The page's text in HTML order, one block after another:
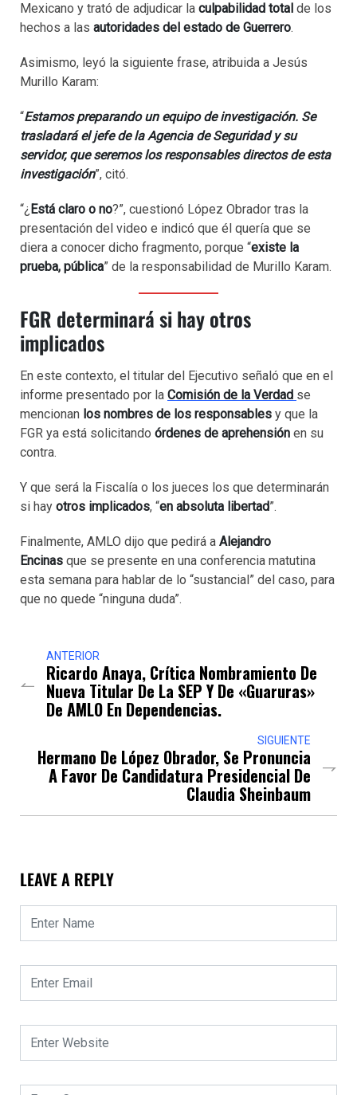
Mexicano y trató de adjudicar la culpabilidad total de los
hechos a las autoridades del estado de Guerrero.
Asimismo, leyó la siguiente frase, atribuida a Jesús
Murillo Karam:
“Estamos preparando un equipo de investigación. Se
trasladará el jefe de la Agencia de Seguridad y su
servidor, que seremos los responsables directos de esta
investigación”, citó.
“¿ Está claro o no?”, cuestionó López Obrador tras la
presentación del video e indicó que él quería que se
diera a conocer dicho fragmento, porque “existe la
prueba, pública” de la responsabilidad de Murillo Karam.
FGR determinará si hay otros
implicados
En este contexto, el titular del Ejecutivo señaló que en el
informe presentado por la Comisión de la Verdad se
mencionan los nombres de los responsables y que la
FGR ya está solicitando órdenes de aprehensión en su
contra.
Y que será la Fiscalía o los jueces los que determinarán
si hay otros implicados, “en absoluta libertad”.
Finalmente, AMLO dijo que pedirá a Alejandro
Encinas que se presente en una conferencia matutina
esta semana para hablar de lo “sustancial” del caso, para
que no quede “ninguna duda”.
ANTERIOR
Ricardo Anaya, Crítica Nombramiento De
Nueva Titular De La SEP Y De «guaruras»
De AMLO En Dependencias.
SIGUIENTE
Hermano De López Obrador, Se Pronuncia
A Favor De Candidatura Presidencial De
Claudia Sheinbaum
LEAVE A REPLY